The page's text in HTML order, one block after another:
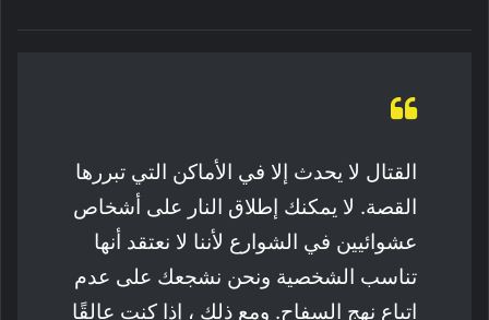
القتال لا يحدث إلا في الأماكن التي تبررها
القصة. لا يمكنك إطلاق النار على أشخاص
عشوائيين في الشوارع لأننا لا نعتقد أنها
تناسب الشخصية ونحن نشجعك على عدم
اتباع نهج السفاح. ومع ذلك ، إذا كنت عالقًا